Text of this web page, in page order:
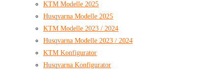
KTM Modelle 2025
Husqvarna Modelle 2025
KTM Modelle 2023 / 2024
Husqvarna Modelle 2023 / 2024
KTM Konfigurator
Husqvarna Konfigurator